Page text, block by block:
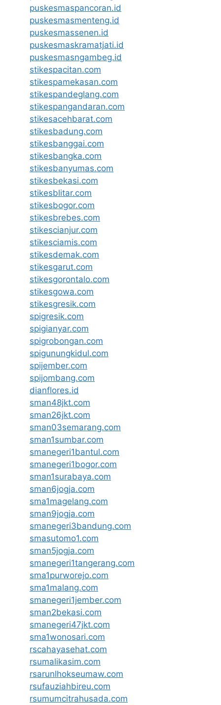
puskesmaspancoran.id
puskesmasmenteng.id
puskesmassenen.id
puskesmaskramatjati.id
puskesmasngambeg.id
stikespacitan.com
stikespamekasan.com
stikespandeglang.com
stikespangandaran.com
stikesacehbarat.com
stikesbadung.com
stikesbanggai.com
stikesbangka.com
stikesbanyumas.com
stikesbekasi.com
stikesblitar.com
stikesbogor.com
stikesbrebes.com
stikescianjur.com
stikesciamis.com
stikesdemak.com
stikesgarut.com
stikesgorontalo.com
stikesgowa.com
stikesgresik.com
spigresik.com
spigianyar.com
spigrobongan.com
spigunungkidul.com
spijember.com
spijombang.com
dianflores.id
sman48jkt.com
sman26jkt.com
sman03semarang.com
sman1sumbar.com
smanegeri1bantul.com
smanegeri1bogor.com
sman1surabaya.com
sman6jogja.com
sma1magelang.com
sman9jogja.com
smanegeri3bandung.com
smasutomo1.com
sman5jogja.com
smanegeri1tangerang.com
sma1purworejo.com
sma1malang.com
smanegeri1jember.com
sman2bekasi.com
smanegeri47jkt.com
sma1wonosari.com
rscahayasehat.com
rsumalikasim.com
rsarunlhokseumaw.com
rsufauziahbireu.com
rsumumcitrahusada.com